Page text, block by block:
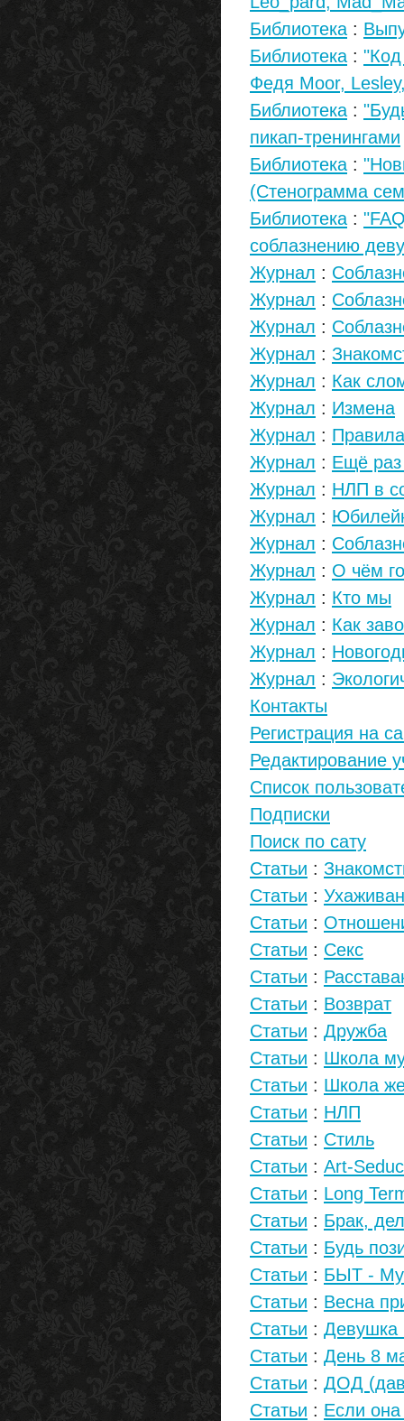
Библиотека :
Библиотека :
Федя Moor,
Библиотека :
пикап-тренингами
Библиотека :
(Стенограмма
Библиотека :
соблазнению
Журнал :
Журнал :
Журнал :
Журнал :
Журнал : Как
Журнал : Измена
Журнал :
Журнал : Ещё
Журнал : НЛП в
Журнал :
Журнал :
Журнал : О чём
Журнал : Кто мы
Журнал : Как
Журнал :
Журнал :
Контакты
Регистрация на
Редактирование
Список
Подписки
Поиск по сату
Статьи :
Статьи :
Статьи :
Статьи : Секс
Статьи :
Статьи : Возврат
Статьи : Дружба
Статьи : Школа
Статьи : Школа
Статьи : НЛП
Статьи : Стиль
Статьи : Art-
Статьи : Long
Статьи : Брак,
Статьи : Будь
Статьи : БЫТ -
Статьи : Весна
Статьи : Девушка
Статьи : День 8
Статьи : ДОД
Статьи : Если